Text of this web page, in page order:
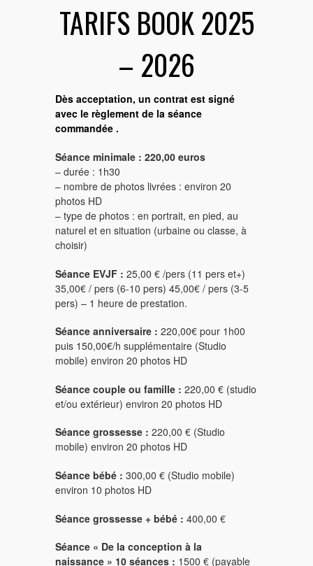
TARIFS BOOK 2025
– 2026
Dès acceptation, un contrat est signé
avec le règlement de la séance
commandée .
Séance minimale : 220,00 euros
– durée : 1h30
– nombre de photos livrées : environ 20
photos HD
– type de photos : en portrait, en pied, au
naturel et en situation (urbaine ou classe, à
choisir)
Séance EVJF : 25,00 € /pers (11 pers et+)
35,00€ / pers (6-10 pers) 45,00€ / pers (3-5
pers) – 1 heure de prestation.
Séance anniversaire : 220,00€ pour 1h00
puis 150,00€/h supplémentaire (Studio
mobile) environ 20 photos HD
Séance couple ou famille : 220,00 € (studio
et/ou extérieur) environ 20 photos HD
Séance grossesse : 220,00 € (Studio
mobile) environ 20 photos HD
Séance bébé : 300,00 € (Studio mobile)
environ 10 photos HD
Séance grossesse + bébé : 400,00 €
Séance « De la conception à la
naissance » 10 séances : 1500 € (payable